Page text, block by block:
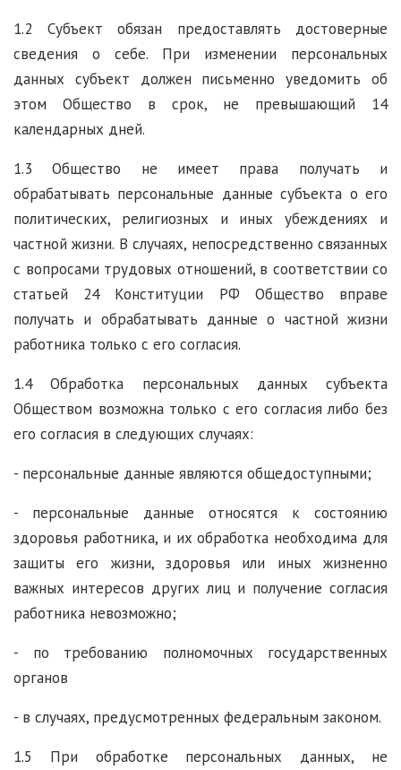
1.2 Субъект обязан предоставлять достоверные
сведения о себе. При изменении персональных
данных субъект должен письменно уведомить об
этом Общество в срок, не превышающий 14
календарных дней.
1.3 Общество не имеет права получать и
обрабатывать персональные данные субъекта о его
политических, религиозных и иных убеждениях и
частной жизни. В случаях, непосредственно связанных
с вопросами трудовых отношений, в соответствии со
статьей 24 Конституции РФ Общество вправе
получать и обрабатывать данные о частной жизни
работника только с его согласия.
1.4 Обработка персональных данных субъекта
Обществом возможна только с его согласия либо без
его согласия в следующих случаях:
- персональные данные являются общедоступными;
- персональные данные относятся к состоянию
здоровья работника, и их обработка необходима для
защиты его жизни, здоровья или иных жизненно
важных интересов других лиц и получение согласия
работника невозможно;
- по требованию полномочных государственных
органов
- в случаях, предусмотренных федеральным законом.
1.5 При обработке персональных данных, не